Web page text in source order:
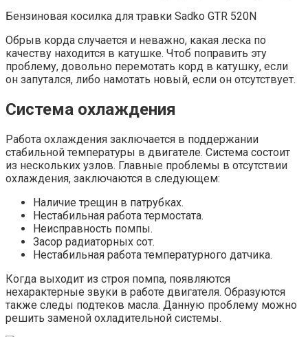
Бензиновая косилка для травки Sadko GTR 520N
Обрыв корда случается и неважно, какая леска по
качеству находится в катушке. Чтоб поправить эту
проблему, довольно перемотать корд в катушку, если
он запутался, либо намотать новый, если он отсутствует.
Система охлаждения
Работа охлаждения заключается в поддержании
стабильной температуры в двигателе. Система состоит
из нескольких узлов. Главные проблемы в отсутствии
охлаждения, заключаются в следующем:
Наличие трещин в патрубках.
Нестабильная работа термостата.
Неисправность помпы.
Засор радиаторных сот.
Нестабильная работа температурного датчика.
Когда выходит из строя помпа, появляются
нехарактерные звуки в работе двигателя. Образуются
также следы подтеков масла. Данную проблему можно
решить заменой охладительной системы.